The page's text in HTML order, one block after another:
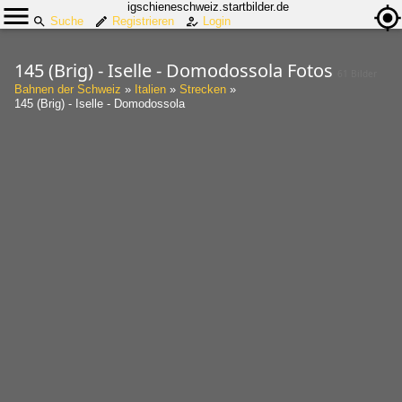
igschieneschweiz.startbilder.de
Suche
Registrieren Login
145 (Brig) - Iselle - Domodossola Fotos
Bahnen der Schweiz » Italien » Strecken »
145 (Brig) - Iselle - Domodossola